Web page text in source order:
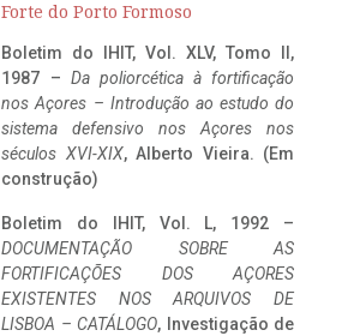
Forte do Porto Formoso
Boletim do IHIT, Vol. XLV, Tomo II,
1987 – Da poliorcética à fortificação
nos Açores – Introdução ao estudo do
sistema defensivo nos Açores nos
séculos XVI-XIX, Alberto Vieira. (Em
construção)
Boletim do IHIT, Vol. L, 1992 –
DOCUMENTAÇÃO SOBRE AS
FORTIFICAÇÕES DOS AÇORES
EXISTENTES NOS ARQUIVOS DE
LISBOA – CATÁLOGO, Investigação de